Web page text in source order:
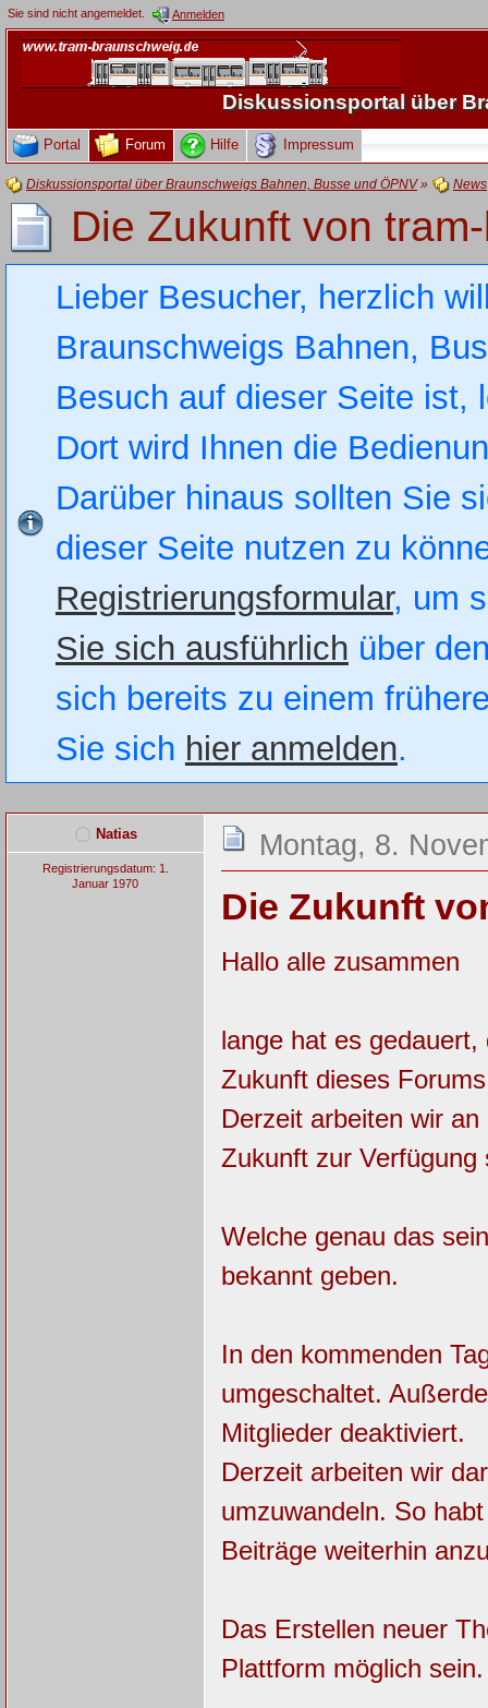
Sie sind nicht angemeldet. Anmelden
Diskussionsportal über
Portal Forum Hilfe Impressum
Diskussionsportal über Braunschweigs Bahnen, Busse und ÖPNV» News
Die Zukunft von
Lieber Besucher, herzlich
Braunschweigs Bahnen,
Besuch auf dieser Seite
Dort wird Ihnen die
Darüber hinaus sollten Sie
dieser Seite nutzen zu
Registrierungsformular, um
Sie sich ausführlich über
sich bereits zu einem
Sie sich hier anmelden.
Natias
Registrierungsdatum: 1.
Januar 1970
Montag, 8.
Die Zukunft
Hallo alle zusammen
lange hat es
Zukunft dieses
Derzeit arbeiten wir
Zukunft zur Verfügung
Welche genau das
bekannt geben.
In den kommenden
umgeschaltet.
Mitglieder deaktiviert.
Derzeit arbeiten wir
umzuwandeln. So
Beiträge weiterhin
Das Erstellen neuer
Plattform möglich sein.